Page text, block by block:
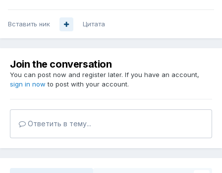
Вставить ник Цитата
Join the conversation
You can post now and register later. If you have an account,
sign in now to post with your account.
Ответить в тему...